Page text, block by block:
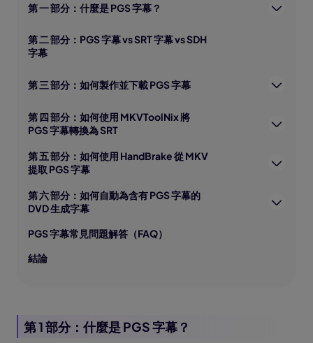
第 一 部分：什麼是 PGS 字幕？
第 二 部分：PGS 字幕 vs SRT 字幕 vs SDH
字幕
第 三 部分：如何製作並下載 PGS 字幕
第 四 部分：如何使用 MKVToolNix 將
PGS 字幕轉換為 SRT
第 五 部分：如何使用 HandBrake 從 MKV
提取 PGS 字幕
第 六 部分：如何自動為含有 PGS 字幕的
DVD 生成字幕
PGS 字幕常見問題解答（FAQ）
結論
第 1 部分：什麼是 PGS 字幕？